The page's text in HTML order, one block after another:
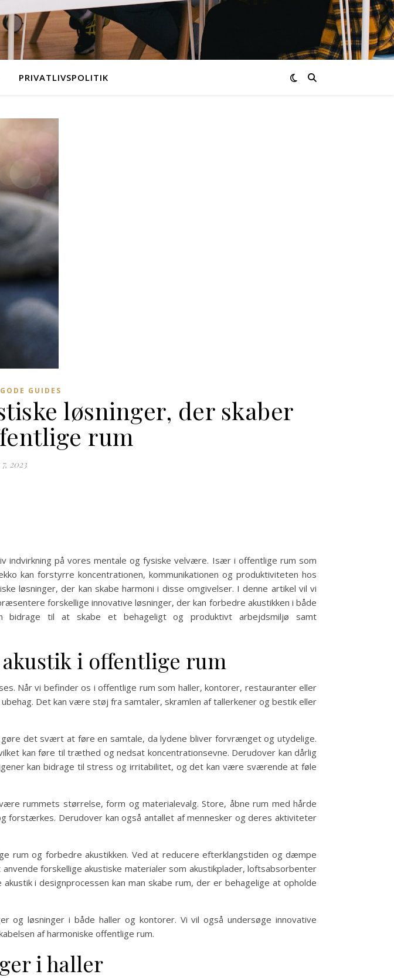
PRIVATLIVSPOLITIK
GUIDES
løsninger, der skaber
rum
2023
indvirkning på vores mentale og fysiske velvære. Især i offentlige rum som
kan forstyrre koncentrationen, kommunikationen og produktiviteten hos
løsninger, der kan skabe harmoni i disse omgivelser. I denne artikel vil vi
forskellige innovative løsninger, der kan forbedre akustikken i både
bidrage til at skabe et behageligt og produktivt arbejdsmiljø samt
i offentlige rum
Når vi befinder os i offentlige rum som haller, kontorer, restauranter eller
Det kan være støj fra samtaler, skramlen af tallerkener og bestik eller
det svært at føre en samtale, da lydene bliver forvrænget og utydelige.
kan føre til træthed og nedsat koncentrationsevne. Derudover kan dårlig
kan bidrage til stress og irritabilitet, og det kan være sværende at føle
rummets størrelse, form og materialevalg. Store, åbne rum med hårde
Derudover kan også antallet af mennesker og deres aktiviteter
rum og forbedre akustikken. Ved at reducere efterklangstiden og dæmpe
forskellige akustiske materialer som akustikplader, loftsabsorbenter
i designprocessen kan man skabe rum, der er behagelige at opholde
og løsninger i både haller og kontorer. Vi vil også undersøge innovative
af harmoniske offentlige rum.
i haller